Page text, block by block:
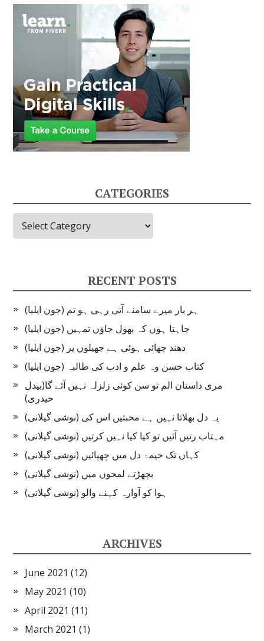
CATEGORIES
Categories
RECENT POSTS
ہر بار میرے سامنے آتی رہی ہو تم (جون ایلیا)
چاہتا ہوں کہ بھول جاؤں تمہیں (جون ایلیا)
دھند چھائی ہوئی ہے جھیلوں پر (جون ایلیا)
کتاب حسن وہ علم و ادب کی طالبہ (جون ایلیا)
مری داستان الم تو سن کوئی زلزلہ نہیں آئے گا(بیدل
حیدری)
یہ دل بھلاتا نہیں ہے محبتیں اس کی (نوشی گیلانی)
مہتاب رتیں آئیں تو کیا کیا نہیں کرتیں (نوشی گیلانی)
کہاں تک خیمۂ دل میں چھپائیں (نوشی گیلانی)
بچھڑتے لمحوں میں (نوشی گیلانی)
ہوا کو آوارہ کہنے والو (نوشی گیلانی)
ARCHIVES
June 2021 (12)
May 2021 (10)
April 2021 (11)
March 2021 (1)